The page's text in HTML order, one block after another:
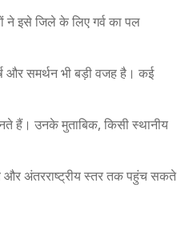
ने इसे जिले के लिए गर्व का पल
और समर्थन भी बड़ी वजह है। कई
हैं। उनके मुताबिक, किसी स्थानीय
और अंतरराष्ट्रीय स्तर तक पहुंच सकते